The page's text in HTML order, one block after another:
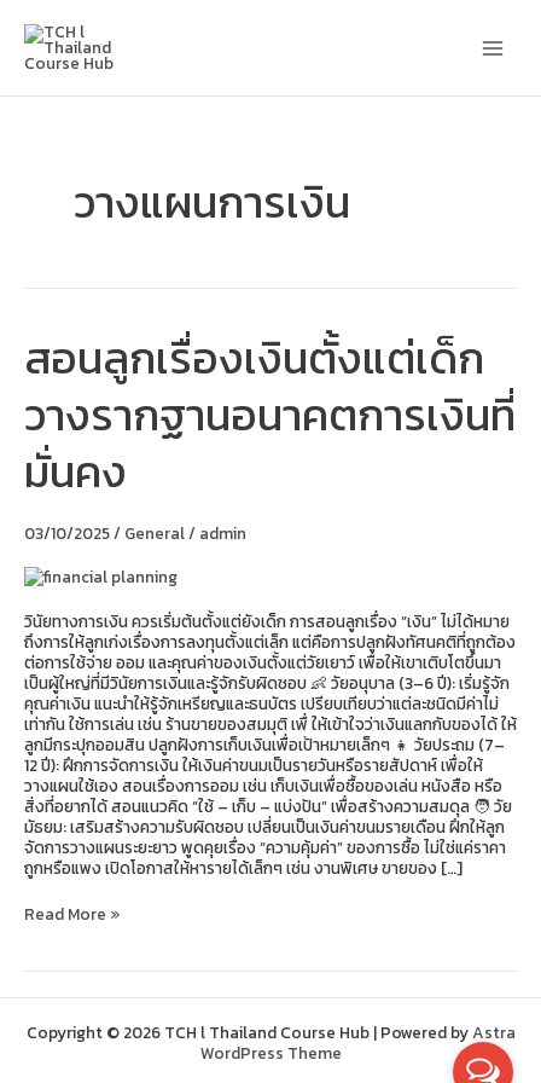
content
วางแผนการเงิน
สอนลูกเรื่องเงินตั้งแต่เด็ก
วางรากฐานอนาคตการเงินที่
มั่นคง
03/10/2025/ General/ admin
วินัยทางการเงิน ควรเริ่มต้นตั้งแต่ยังเด็ก การสอนลูกเรื่อง “เงิน” ไม่ได้หมาย
ถึงการให้ลูกเก่งเรื่องการลงทุนตั้งแต่เล็ก แต่คือการปลูกฝังทัศนคติที่ถูกต้อง
ต่อการใช้จ่าย ออม และคุณค่าของเงินตั้งแต่วัยเยาว์ เพื่อให้เขาเติบโตขึ้นมา
เป็นผู้ใหญ่ที่มีวินัยการเงินและรู้จักรับผิดชอบ 👶 วัยอนุบาล (3–6 ปี): เริ่มรู้จัก
คุณค่าเงิน แนะนำให้รู้จักเหรียญและธนบัตร เปรียบเทียบว่าแต่ละชนิดมีค่าไม่
เท่ากัน ใช้การเล่น เช่น ร้านขายของสมมุติ เพื่ ให้เข้าใจว่าเงินแลกกับของได้ ให้
ลูกมีกระปุกออมสิน ปลูกฝังการเก็บเงินเพื่อเป้าหมายเล็กๆ 👧 วัยประถม (7–
12 ปี): ฝึกการจัดการเงิน ให้เงินค่าขนมเป็นรายวันหรือรายสัปดาห์ เพื่อให้
วางแผนใช้เอง สอนเรื่องการออม เช่น เก็บเงินเพื่อซื้อของเล่น หนังสือ หรือ
สิ่งที่อยากได้ สอนแนวคิด “ใช้ – เก็บ – แบ่งปัน” เพื่อสร้างความสมดุล 🧑 วัย
มัธยม: เสริมสร้างความรับผิดชอบ เปลี่ยนเป็นเงินค่าขนมรายเดือน ฝึกให้ลูก
จัดการวางแผนระยะยาว พูดคุยเรื่อง “ความคุ้มค่า” ของการซื้อ ไม่ใช่แค่ราคา
ถูกหรือแพง เปิดโอกาสให้หารายได้เล็กๆ เช่น งานพิเศษ ขายของ […]
ลูก
เรื่อง
ตั้งแต่
เด็ก
วาง
รากฐาน
การ
เงิน
ที่
มั่นคง
Read More »
Copyright © 2026 TCH l Thailand Course Hub | Powered byAstra
WordPress Theme